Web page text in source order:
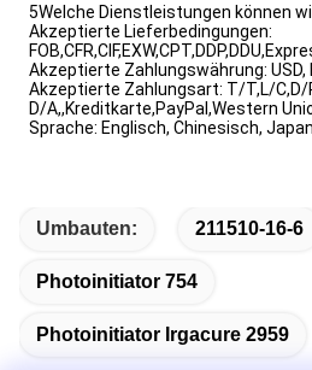
5Welche Dienstleistungen können
Akzeptierte Lieferbedingungen:
Akzeptierte Zahlungswährung: USD,
Akzeptierte Zahlungsart: T/T,L/C,D/
D/A,,Kreditkarte,PayPal,Western
Sprache: Englisch, Chinesisch,
Umbauten: 211510-16-6
Photoinitiator 754
Photoinitiator Irgacure 2959